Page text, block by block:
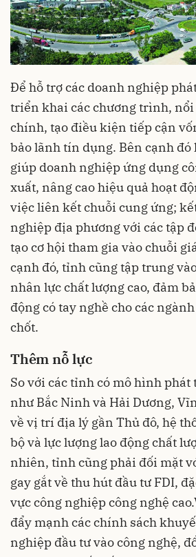
Để hỗ trợ các doanh nghiệp
triển khai các chương trình, nổi
chính, tạo điều kiện tiếp cận
bảo lãnh tín dụng. Bên cạnh đó
giúp doanh nghiệp ứng dụng
xuất, nâng cao hiệu quả hoạt
việc liên kết chuỗi cung ứng;
nghiệp địa phương với các tập
tạo cơ hội tham gia vào chuỗi
cạnh đó, tỉnh cũng tập trung
nhân lực chất lượng cao, đảm
động có tay nghề cho các
chốt.
Thêm nỗ lực
So với các tỉnh có mô hình
như Bắc Ninh và Hải Dương,
về vị trí địa lý gần Thủ đô, hệ
bộ và lực lượng lao động chất
nhiên, tỉnh cũng phải đối mặt
gay gắt về thu hút đầu tư FDI,
vực công nghiệp công nghệ
đẩy mạnh các chính sách
nghiệp đầu tư vào công nghệ,